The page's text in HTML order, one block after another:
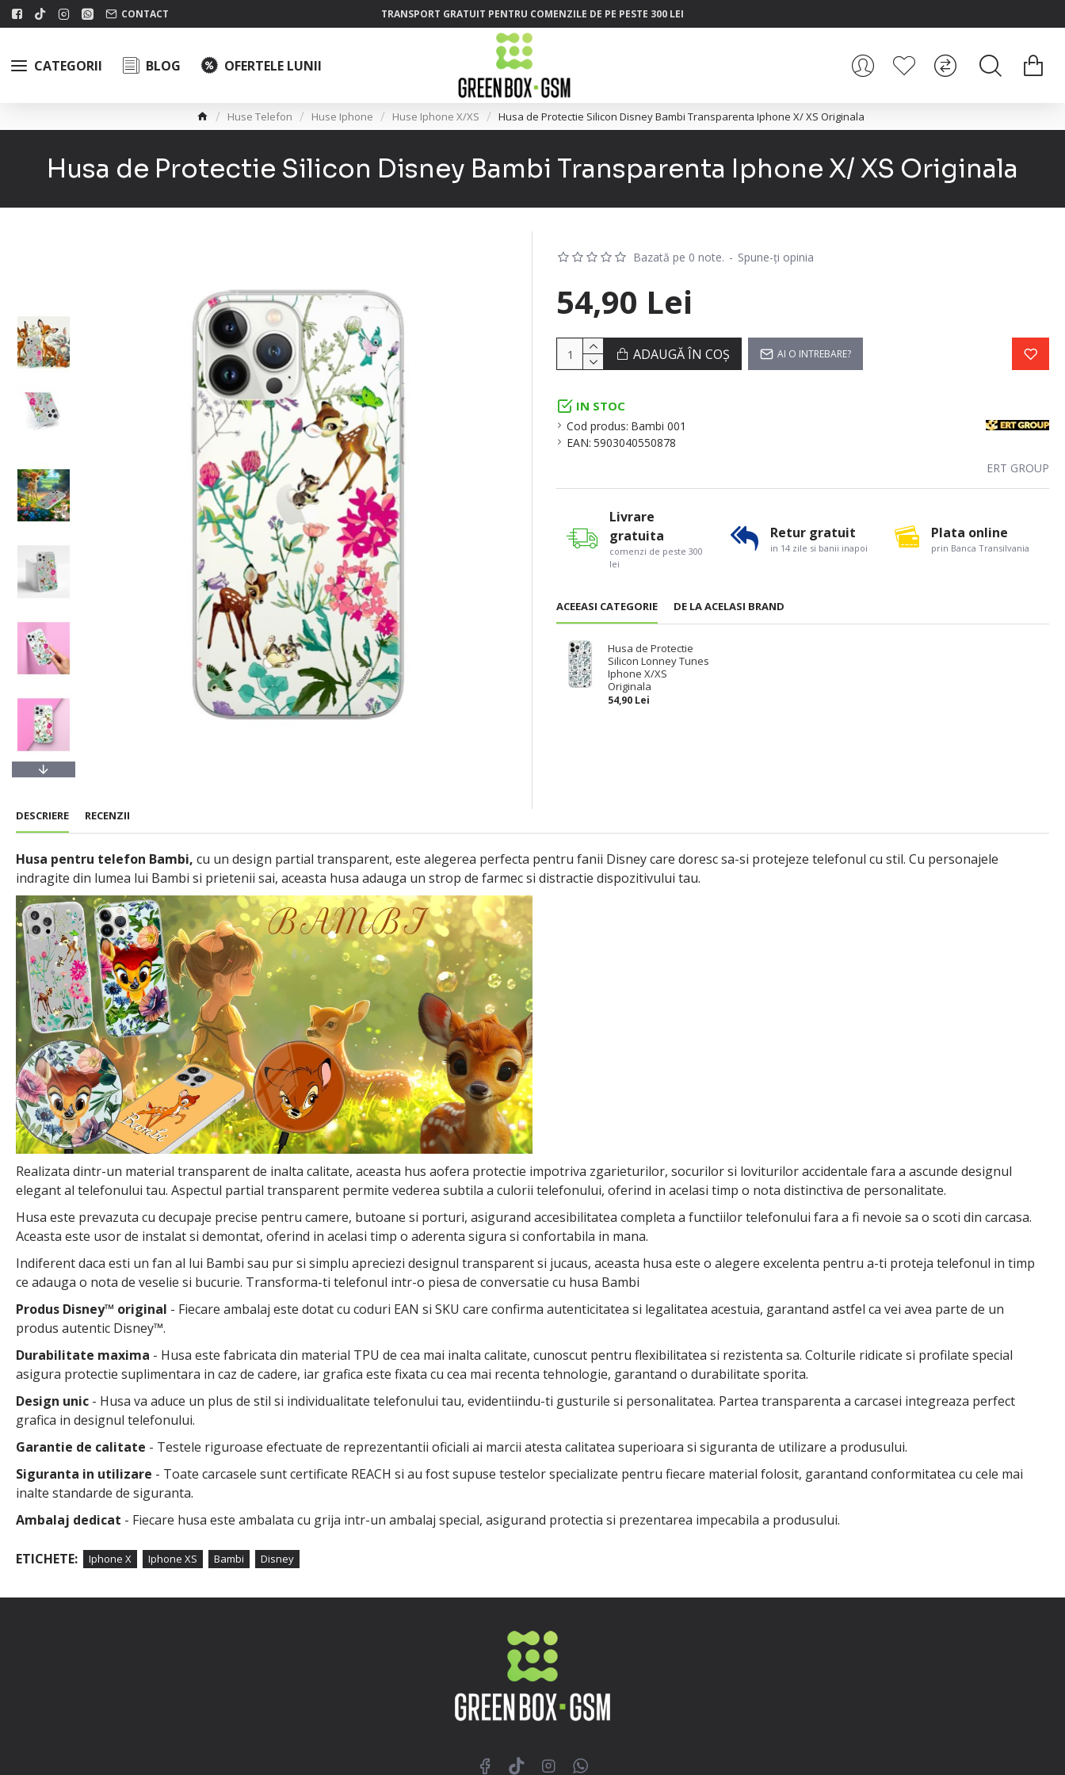
CONTACT TRANSPORT GRATUIT PENTRU COMENZILE DE PE PESTE 300 LEI
CATEGORII BLOG OFERTELE LUNII
Huse Telefon Huse Iphone Huse Iphone X/XS Husa de Protectie Silicon Disney Bambi Transparenta Iphone X/ XS Originala
Husa de Protectie Silicon Disney Bambi Transparenta Iphone X/ XS Originala
IN STOC
Cod produs: Bambi 001
EAN: 5903040550878
ERT GROUP
Bazată pe 0 note. - Spune-ţi opinia
54,90 Lei
ADAUGĂ ÎN COŞ AI O INTREBARE?
ACEEASI CATEGORIE DE LA ACELASI BRAND
Husa de Protectie
Silicon Lonney Tunes
Iphone X/XS
Originala
54,90 Lei
Livrare
gratuita
comenzi de peste 300
lei
Retur gratuit
in 14 zile si banii inapoi
Plata online
prin Banca Transilvania
DESCRIERE RECENZII
Husa pentru telefon Bambi, cu un design partial transparent, este alegerea perfecta pentru fanii Disney care doresc sa-si protejeze telefonul cu stil. Cu personajele
indragite din lumea lui Bambi si prietenii sai, aceasta husa adauga un strop de farmec si distractie dispozitivului tau.
Realizata dintr-un material transparent de inalta calitate, aceasta hus aofera protectie impotriva zgarieturilor, socurilor si loviturilor accidentale fara a ascunde designul
elegant al telefonului tau. Aspectul partial transparent permite vederea subtila a culorii telefonului, oferind in acelasi timp o nota distinctiva de personalitate.
Husa este prevazuta cu decupaje precise pentru camere, butoane si porturi, asigurand accesibilitatea completa a functiilor telefonului fara a fi nevoie sa o scoti din carcasa.
Aceasta este usor de instalat si demontat, oferind in acelasi timp o aderenta sigura si confortabila in mana.
Indiferent daca esti un fan al lui Bambi sau pur si simplu apreciezi designul transparent si jucaus, aceasta husa este o alegere excelenta pentru a-ti proteja telefonul in timp
ce adauga o nota de veselie si bucurie. Transforma-ti telefonul intr-o piesa de conversatie cu husa Bambi
Produs Disney™ original - Fiecare ambalaj este dotat cu coduri EAN si SKU care confirma autenticitatea si legalitatea acestuia, garantand astfel ca vei avea parte de un
produs autentic Disney™.
Durabilitate maxima - Husa este fabricata din material TPU de cea mai inalta calitate, cunoscut pentru flexibilitatea si rezistenta sa. Colturile ridicate si profilate special
asigura protectie suplimentara in caz de cadere, iar grafica este fixata cu cea mai recenta tehnologie, garantand o durabilitate sporita.
Design unic - Husa va aduce un plus de stil si individualitate telefonului tau, evidentiindu-ti gusturile si personalitatea. Partea transparenta a carcasei integreaza perfect
grafica in designul telefonului.
Garantie de calitate - Testele riguroase efectuate de reprezentantii oficiali ai marcii atesta calitatea superioara si siguranta de utilizare a produsului.
Siguranta in utilizare - Toate carcasele sunt certificate REACH si au fost supuse testelor specializate pentru fiecare material folosit, garantand conformitatea cu cele mai
inalte standarde de siguranta.
Ambalaj dedicat - Fiecare husa este ambalata cu grija intr-un ambalaj special, asigurand protectia si prezentarea impecabila a produsului.
ETICHETE: Iphone X Iphone XS Bambi Disney